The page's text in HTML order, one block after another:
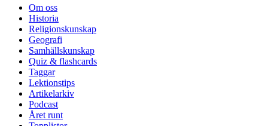
Om oss
Historia
Religionskunskap
Geografi
Samhällskunskap
Quiz & flashcards
Taggar
Lektionstips
Artikelarkiv
Podcast
Året runt